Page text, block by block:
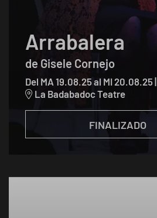
FINALIZADO
Arrabalera
de Gisele Cornejo
Del MA 19.08.25al MI 20.08.25|
La Badabadoc Teatre